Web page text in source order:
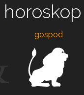
horoskop
gospod